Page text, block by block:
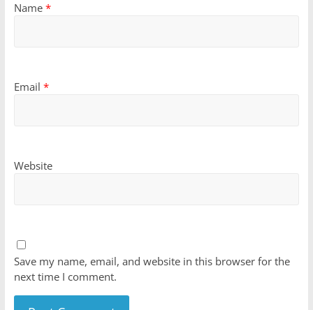
Name *
Email *
Website
Save my name, email, and website in this browser for the
next time I comment.